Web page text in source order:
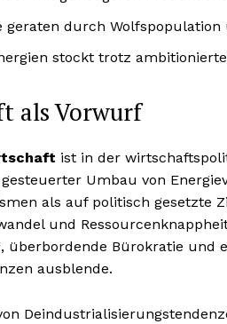
geraten durch
stockt trotz
als Vorwurf
ist in der
Umbau von
als auf politisch gesetzte
und
überbordende Bürokratie und
ausblende.